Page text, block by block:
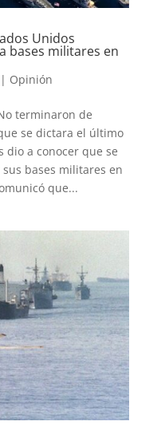
Unidos
bases militares en
Opinión
terminaron de
se dictara el último
dio a conocer que se
bases militares en
que...